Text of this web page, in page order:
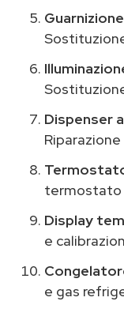
Dispenser
Display
e
e gas